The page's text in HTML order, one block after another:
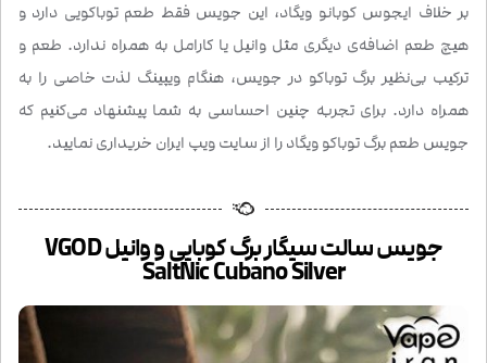
بر خلاف ایجوس کوبانو ویگاد، این جویس فقط طعم توباکویی دارد و
هیچ طعم اضافه‌ی دیگری مثل وانیل یا کارامل به همراه ندارد. طعم و
ترکیب بی‌نظیر برگ توباکو در جویس، هنگام ویپینگ لذت خاصی را به
همراه دارد. برای تجربه چنین احساسی به شما پیشنهاد می‌کنیم که
جویس طعم برگ توباکو ویگاد را از سایت ویپ ایران خریداری نمایید.
جویس سالت سیگار برگ کوبایی و وانیل VGOD
SaltNic Cubano Silver